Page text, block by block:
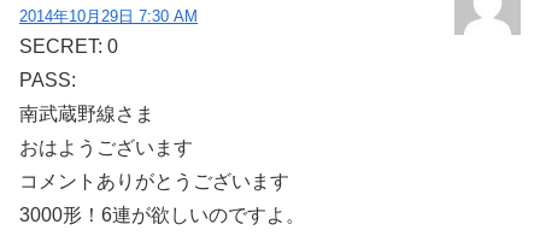
2014年10月29日 7:30 AM
SECRET: 0
PASS:
南武蔵野線さま
おはようございます
コメントありがとうございます
3000形！6連が欲しいのですよ。